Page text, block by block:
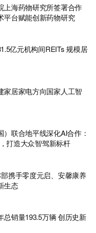
上海药物研究所签署合作
平台赋能创新药物研究
亿元机构间REITs 规模居
家居家电方向国家人工智
联合地平线深化AI合作：
打造大众智驾新标杆
携手零度元启、安馨康养
生态
总销量193.5万辆 创历史新